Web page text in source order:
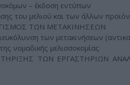
– έκδοση εντύπων
του μελιού και των άλλων
ΤΩΝ ΜΕΤΑΚΙΝΗΣΕΩΝ
των μετακινήσεων
νομαδικής μελισσοκομίας
ΤΩΝ ΕΡΓΑΣΤΗΡΙΩΝ